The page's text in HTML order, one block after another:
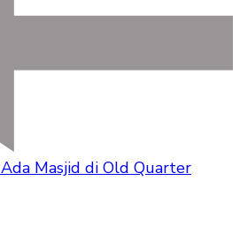
Ada Masjid di Old Quarter